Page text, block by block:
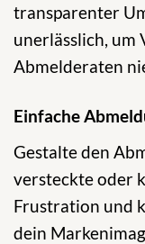
transparenter
unerlässlich, um
Abmelderaten
Einfache
Gestalte den
versteckte oder
Frustration und
dein